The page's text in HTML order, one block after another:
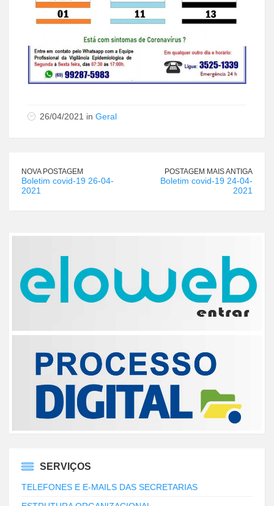
26/04/2021 in Geral
NOVA POSTAGEM
Boletim covid-19 26-04-
2021
POSTAGEM MAIS ANTIGA
Boletim covid-19 24-04-
2021
SERVIÇOS
TELEFONES E E-MAILS DAS SECRETARIAS